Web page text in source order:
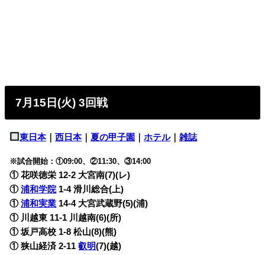
7月15日(火) 3回戦
東日本｜西日本｜夏の甲子園 ｜ホテル｜雑誌
※試合開始：①09:00、②11:30、③14:00
① 花咲徳栄 12-2 大宮南(7)(レ)
①浦和学院1-4 滑川総合(上)
①浦和実業 14-4 大宮武蔵野(5)(浦)
① 川越東 11-1 川越南(6)(所)
① 坂戸高校 1-8 松山(8)(熊)
① 狭山経済 2-11叡明(7)(越)